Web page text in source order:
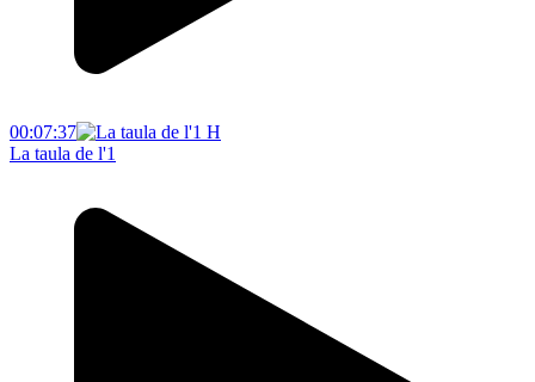
00:07:37
La taula de l'1